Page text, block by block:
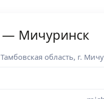
— Мичуринск
Тамбовская область, г.